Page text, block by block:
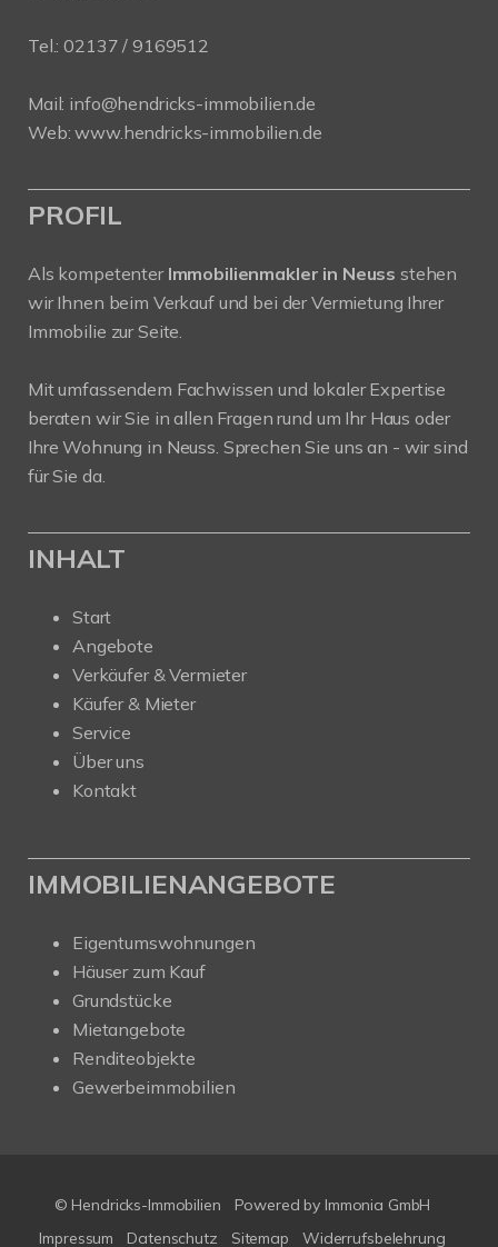
Tel.: 02137 / 9169512
Mail: info@hendricks-immobilien.de
Web:www.hendricks-immobilien.de
PROFIL
Als kompetenter Immobilienmakler in Neuss stehen
wir Ihnen beim Verkauf und bei der Vermietung Ihrer
Immobilie zur Seite.
Mit umfassendem Fachwissen und lokaler Expertise
beraten wir Sie in allen Fragen rund um Ihr Haus oder
Ihre Wohnung in Neuss. Sprechen Sie uns an - wir sind
für Sie da.
INHALT
Start
Angebote
Verkäufer & Vermieter
Käufer & Mieter
Service
Über uns
Kontakt
IMMOBILIENANGEBOTE
Eigentumswohnungen
Häuser zum Kauf
Grundstücke
Mietangebote
Renditeobjekte
Gewerbeimmobilien
© Hendricks-Immobilien
Powered by Immonia GmbH
Impressum
Datenschutz Sitemap Widerrufsbelehrung